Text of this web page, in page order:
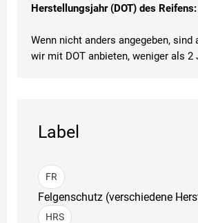
Herstellungsjahr (DOT) des Reifens:
Wenn nicht anders angegeben, sind
wir mit DOT anbieten, weniger als 2
Label
FR
Felgenschutz (verschiedene
HRS